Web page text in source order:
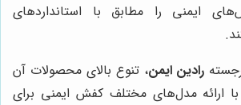
ایمنی را مطابق با استانداردهای
رادین ایمن، تنوع بالای محصولات آن
ارائه مدل‌های مختلف کفش ایمنی برای